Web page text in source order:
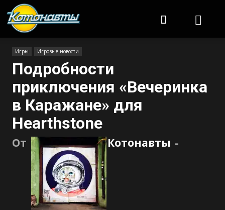
Игры Игровые новости
Подробности
приключения «Вечеринка
в Каражане» для
Hearthstone
От Котонавты -